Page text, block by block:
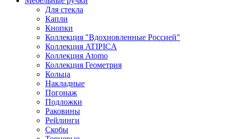
Для стекла
Капли
Кнопки
Коллекция "Вдохновленные Россией"
Коллекция ATIPICA
Коллекция Atomo
Коллекция Геометрия
Кольца
Накладные
Погонаж
Подложки
Раковины
Рейлинги
Скобы